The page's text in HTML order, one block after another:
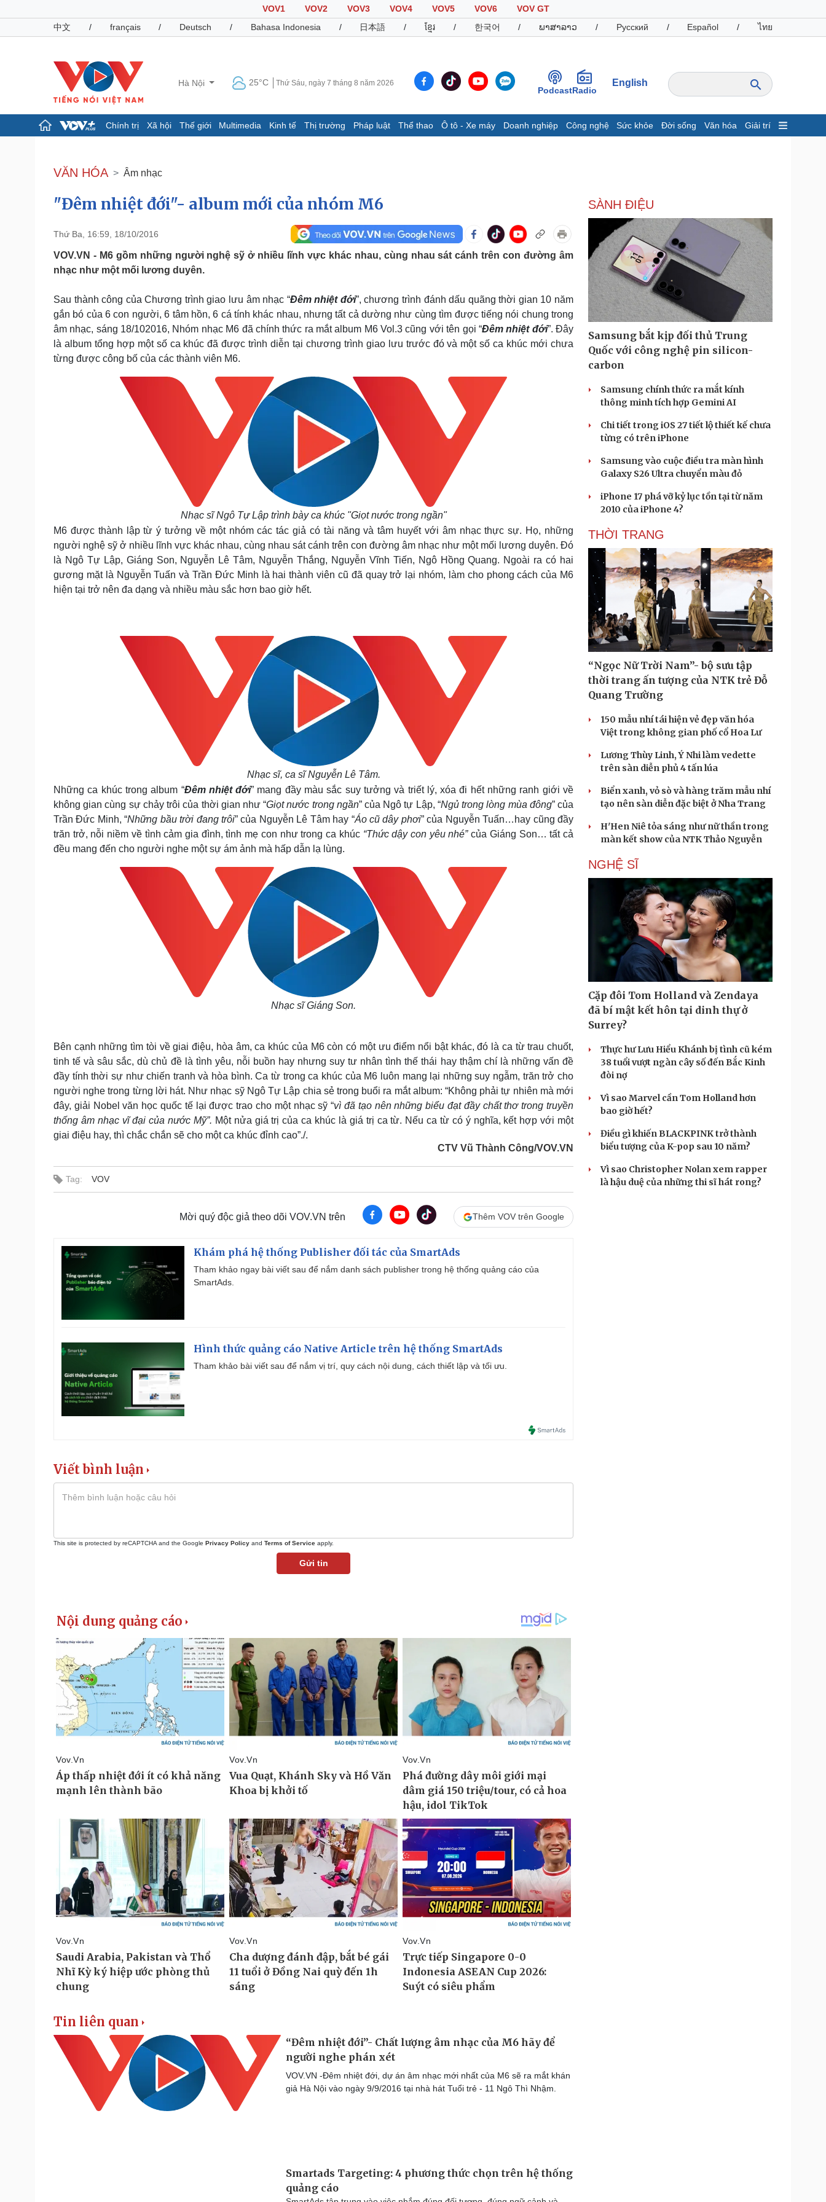
VOV1 VOV2 VOV3 VOV4 VOV5 VOV6
VOV GT
中文
/ français / Deutsch / Bahasa Indonesia / 日本語 / ខ្មែរ / 한국어 / ພາສາລາວ / Русский / Español / ไทย
Hà Nội 25°C Thứ Sáu, ngày 7 tháng 8 năm 2026
PodcastRadio
English
Chính trị Xã hội Thế giới Multimedia Kinh tế Thị trường Pháp luật Thể thao Ô tô - Xe máy Doanh nghiệp Công nghệ Sức khỏe Đời sống Văn hóa Giải trí
Đảng
Tổ chức nhân sự
Nhận diện sự thật
Dấu ấn VOV
Giá cà phê
Pháp luật
Vụ án
Tư vấn luật
Quân sự - Quốc phòng
Vũ khí
Phân tích
Thể thao
Thế giới thể thao
eSports
Hậu trường
Ô tô - Xe máy
Tư vấn
Doanh nghiệp
Thông tin doanh nghiệp
Doanh nghiệp 24h
Doanh nhân
Vì cộng đồng
Công nghệ
Sành điệu
Tin Công nghệ
Trải nghiệm
Chuyển đổi số
Sức khỏe
Dinh dưỡng - món ngon
Đời sống
Nhà đẹp
Tình yêu - Gia đình
Văn hóa
Âm nhạc
Giải trí
Sao Việt
Du lịch
Podcast
Câu chuyện thời sự
Cửa sổ tình yêu
Kể chuyện cho bé
Hạt giống tâm hồn
VĂN HÓA Âm nhạc
"Đêm nhiệt đới"- album mới của nhóm M6
Thứ Ba, 16:59, 18/10/2016
VOV.VN - M6 gồm những người nghệ sỹ ở nhiều lĩnh vực khác nhau, cùng nhau sát cánh trên con đường âm
nhạc như một mối lương duyên.
Sau thành công của Chương trình giao lưu âm nhạc “Đêm nhiệt đới”, chương trình đánh dấu quãng thời gian 10 năm
gắn bó của 6 con người, 6 tâm hồn, 6 cá tính khác nhau, nhưng tất cả dường như cùng tìm được tiếng nói chung trong
âm nhạc, sáng 18/102016, Nhóm nhạc M6 đã chính thức ra mắt album M6 Vol.3 cũng với tên gọi “Đêm nhiệt đới”. Đây
là album tổng hợp một số ca khúc đã được trình diễn tại chương trình giao lưu trước đó và một số ca khúc mới chưa
từng được công bố của các thành viên M6.
Nhạc sĩ Ngô Tự Lập trình bày ca khúc "Giọt nước trong ngần"
M6 được thành lập từ ý tưởng về một nhóm các tác giả có tài năng và tâm huyết với âm nhạc thực sự. Họ, những
người nghệ sỹ ở nhiều lĩnh vực khác nhau, cùng nhau sát cánh trên con đường âm nhạc như một mối lương duyên. Đó
là Ngô Tự Lập, Giáng Son, Nguyễn Lê Tâm, Nguyễn Thắng, Nguyễn Vĩnh Tiến, Ngô Hồng Quang. Ngoài ra có hai
gương mặt là Nguyễn Tuấn và Trần Đức Minh là hai thành viên cũ đã quay trở lại nhóm, làm cho phong cách của M6
hiện tại trở nên đa dạng và nhiều màu sắc hơn bao giờ hết.
Nhạc sĩ, ca sĩ Nguyễn Lê Tâm.
Những ca khúc trong album “Đêm nhiệt đới” mang đầy màu sắc suy tưởng và triết lý, xóa đi hết những ranh giới về
không gian cùng sự chảy trôi của thời gian như “Giọt nước trong ngần” của Ngô tự Lập, “Ngủ trong lòng mùa đông” của
Trần Đức Minh, “Những bầu trời đang trôi” của Nguyễn Lê Tâm hay “Áo cũ dây phơi” của Nguyễn Tuấn…hay cũng đầy
trăn trở, nỗi niềm về tình cảm gia đình, tình mẹ con như trong ca khúc “Thức dậy con yêu nhé”của Giáng Son… tất cả
đều mang đến cho người nghe một sự ám ảnh mà hấp dẫn lạ lùng.
Nhạc sĩ Giáng Son.
Bên cạnh những tìm tòi về giai điệu, hòa âm, ca khúc của M6 còn có một ưu điểm nổi bật khác, đó là ca từ trau chuốt,
tinh tế và sâu sắc, dù chủ đề là tình yêu, nỗi buồn hay nhưng suy tư nhân tình thế thái hay thậm chí là những vấn đề
đầy tính thời sự như chiến tranh và hòa bình. Ca từ trong ca khúc của M6 luôn mang lại những suy ngẫm, trăn trở cho
người nghe trong từng lời hát. Như nhạc sỹ Ngô Tự Lập chia sẻ trong buổi ra mắt album: “Không phải tự nhiên mà mới
đây, giải Nobel văn học quốc tế lại được trao cho một nhạc sỹ “vì đã tạo nên những biểu đạt đầy chất thơ trong truyền
thống âm nhạc vĩ đại của nước Mỹ”. Một nửa giá trị của ca khúc là giá trị ca từ. Nếu ca từ có ý nghĩa, kết hợp với một
giai điệu hay, thì chắc chắn sẽ cho một ca khúc đỉnh cao”./.
CTV Vũ Thành Công/VOV.VN
Tag: VOV
Mời quý độc giả theo dõi VOV.VN trên Thêm VOV trên Google
Khám phá hệ thống Publisher đối tác của SmartAds
Tham khảo ngay bài viết sau để nắm danh sách publisher trong hệ thống quảng cáo của
SmartAds.
Hình thức quảng cáo Native Article trên hệ thống SmartAds
Tham khảo bài viết sau để nắm vị trí, quy cách nội dung, cách thiết lập và tối ưu.
Viết bình luận
This site is protected by reCAPTCHA and the Google Privacy Policy and Terms of Service apply.
Gửi tin
Tin liên quan
“Đêm nhiệt đới”- Chất lượng âm nhạc của M6 hãy để
người nghe phán xét
VOV.VN -Đêm nhiệt đới, dự án âm nhạc mới nhất của M6 sẽ ra mắt khán
giả Hà Nội vào ngày 9/9/2016 tại nhà hát Tuổi trẻ - 11 Ngô Thì Nhậm.
Smartads Targeting: 4 phương thức chọn trên hệ thống
quảng cáo
SÀNH ĐIỆU
Samsung bắt kịp đối thủ Trung
Quốc với công nghệ pin silicon-
carbon
Samsung chính thức ra mắt kính
thông minh tích hợp Gemini AI
Chi tiết trong iOS 27 tiết lộ thiết kế chưa
từng có trên iPhone
Samsung vào cuộc điều tra màn hình
Galaxy S26 Ultra chuyển màu đỏ
iPhone 17 phá vỡ kỷ lục tồn tại từ năm
2010 của iPhone 4?
THỜI TRANG
“Ngọc Nữ Trời Nam”- bộ sưu tập
thời trang ấn tượng của NTK trẻ Đỗ
Quang Trường
150 mẫu nhí tái hiện vẻ đẹp văn hóa
Việt trong không gian phố cổ Hoa Lư
Lương Thùy Linh, Ý Nhi làm vedette
trên sàn diễn phủ 4 tấn lúa
Biển xanh, vỏ sò và hàng trăm mẫu nhí
tạo nên sàn diễn đặc biệt ở Nha Trang
H'Hen Niê tỏa sáng như nữ thần trong
màn kết show của NTK Thảo Nguyễn
NGHỆ SĨ
Cặp đôi Tom Holland và Zendaya
đã bí mật kết hôn tại dinh thự ở
Surrey?
Thực hư Lưu Hiểu Khánh bị tình cũ kém
38 tuổi vượt ngàn cây số đến Bắc Kinh
đòi nợ
Vì sao Marvel cần Tom Holland hơn
bao giờ hết?
Điều gì khiến BLACKPINK trở thành
biểu tượng của K-pop sau 10 năm?
Vì sao Christopher Nolan xem rapper
là hậu duệ của những thi sĩ hát rong?